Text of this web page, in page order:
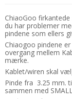
ChiaoGoo
du har problemer
pindene som ellers
Chiaogoo pindene
overgang mellem
mærke.
Kablet/wiren skal
Pinde fra 3.25 mm.
sammen med